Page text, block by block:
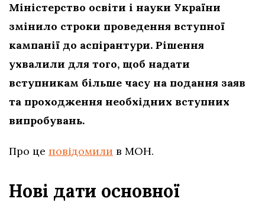
Міністерство освіти і науки України
змінило строки проведення вступної
кампанії до аспірантури. Рішення
ухвалили для того, щоб надати
вступникам більше часу на подання заяв
та проходження необхідних вступних
випробувань.
Про це повідомили в МОН.
Нові дати основної